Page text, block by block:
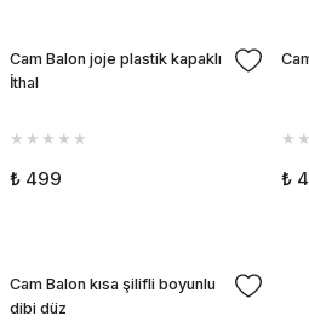
Cam Balon joje plastik kapaklı
İthal
₺ 499 ₺
Cam Balon kısa şilifli boyunlu
dibi düz